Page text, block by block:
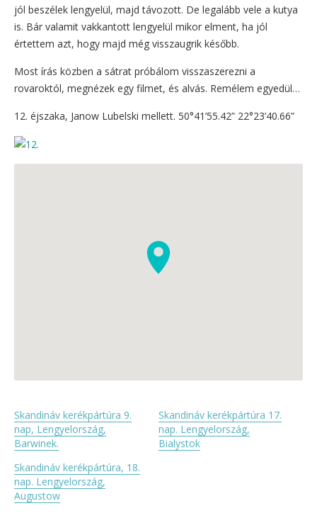
jól beszélek lengyelül, majd távozott. De legalább vele a kutya
is. Bár valamit vakkantott lengyelül mikor elment, ha jól
értettem azt, hogy majd még visszaugrik később.
Most írás közben a sátrat próbálom visszaszerezni a
rovaroktól, megnézek egy filmet, és alvás. Remélem egyedül…
12. éjszaka, Janow Lubelski mellett. 50°41’55.42” 22°23’40.66”
Skandináv kerékpártúra 9.
nap, Lengyelország,
Barwinek.
Skandináv kerékpártúra 17.
nap. Lengyelország,
Bialystok
Skandináv kerékpártúra, 18.
nap. Lengyelország,
Augustow